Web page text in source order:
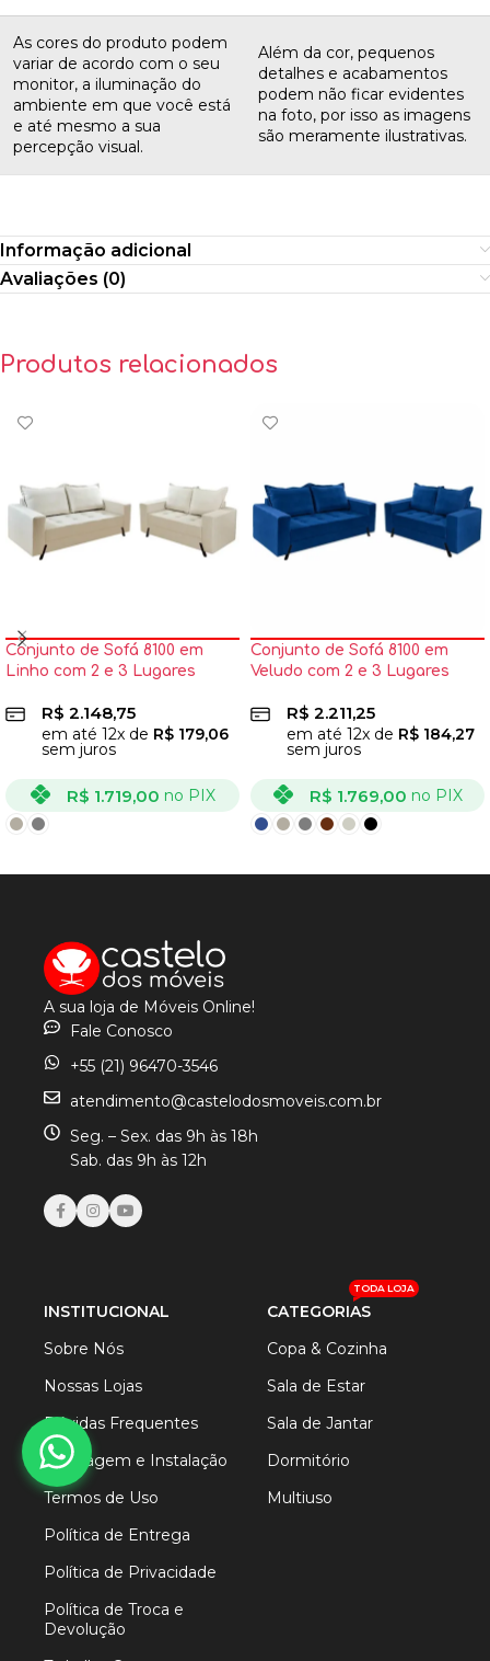
As cores do produto podem
variar de acordo com o seu
monitor, a iluminação do
ambiente em que você está
e até mesmo a sua
percepção visual.
Além da cor, pequenos
detalhes e acabamentos
podem não ficar evidentes
na foto, por isso as imagens
são meramente ilustrativas.
Informação adicional
Avaliações (0)
Produtos relacionados
Conjunto de Sofá 8100 em
Linho com 2 e 3 Lugares
R$ 2.148,75
em até 12x de R$ 179,06
sem juros
R$ 1.719,00 no PIX
Conjunto de Sofá 8100 em
Veludo com 2 e 3 Lugares
R$ 2.211,25
em até 12x de R$ 184,27
sem juros
R$ 1.769,00 no PIX
A sua loja de Móveis Online!
Fale Conosco
+55 (21) 96470-3546
atendimento@castelodosmoveis.com.br
Seg. – Sex. das 9h às 18h
Sab. das 9h às 12h
INSTITUCIONAL
Sobre Nós
Nossas Lojas
Dúvidas Frequentes
Montagem e Instalação
Termos de Uso
Política de Entrega
Política de Privacidade
Política de Troca e
Devolução
CATEGORIAS
TODA LOJA
Copa & Cozinha
Sala de Estar
Sala de Jantar
Dormitório
Multiuso